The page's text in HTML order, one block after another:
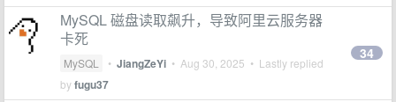
MySQL 磁盘读取飙升，导致阿里云服务器
卡死
MySQL • JiangZeYi • Aug 30, 2025 • Lastly replied
byfugu37
34